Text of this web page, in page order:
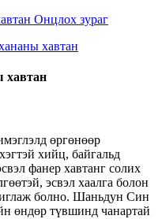
хавтан
өргөнөөр
хийц, байгальд
фанер хавтанг солих
эсвэл хаалга болон
болно. Шаньдун Син
өндөр түвшинд чанартай